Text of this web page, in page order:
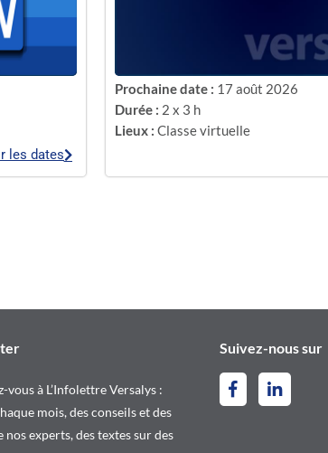
les dates
Prochaine date : 17 août 2026
Durée : 2 x 3 h
Lieux : Classe virtuelle
vous à L’Infolettre Versalys :
mois, des conseils et des
nos experts, des textes sur des
Suivez-nous sur